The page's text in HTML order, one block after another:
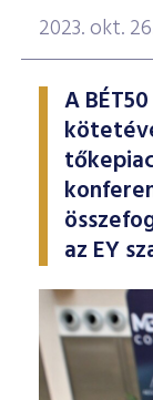
2023. okt.
A
az EY